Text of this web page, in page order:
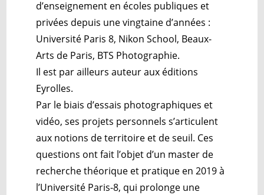
d’enseignement en écoles publiques et
privées depuis une vingtaine d’années :
Université Paris 8, Nikon School, Beaux-
Arts de Paris, BTS Photographie.
Il est par ailleurs auteur aux éditions
Eyrolles.
Par le biais d’essais photographiques et
vidéo, ses projets personnels s’articulent
aux notions de territoire et de seuil. Ces
questions ont fait l’objet d’un master de
recherche théorique et pratique en 2019 à
l’Université Paris-8, qui prolonge une